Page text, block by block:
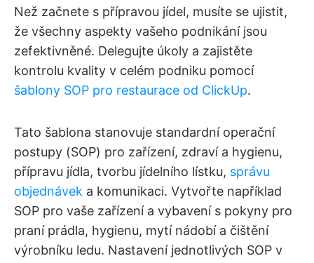
Než začnete s přípravou jídel, musíte se ujistit,
že všechny aspekty vašeho podnikání jsou
zefektivněné. Delegujte úkoly a zajistěte
kontrolu kvality v celém podniku pomocí
šablony SOP pro restaurace od ClickUp.
Tato šablona stanovuje standardní operační
postupy (SOP) pro zařízení, zdraví a hygienu,
přípravu jídla, tvorbu jídelního lístku, správu
objednávek a komunikaci. Vytvořte například
SOP pro vaše zařízení a vybavení s pokyny pro
praní prádla, hygienu, mytí nádobí a čištění
výrobníku ledu. Nastavení jednotlivých SOP v